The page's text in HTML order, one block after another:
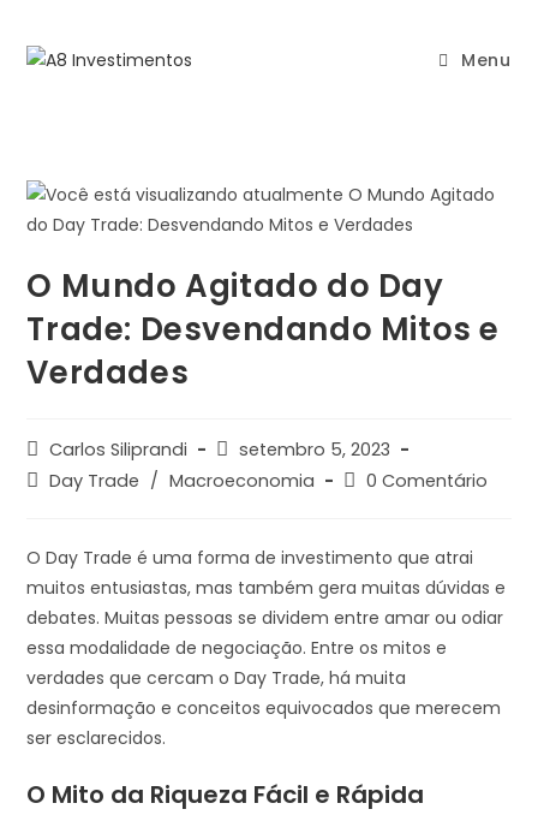
Menu
O Mundo Agitado do Day
Trade: Desvendando Mitos e
Verdades
Carlos Siliprandi
setembro 5, 2023
Day Trade / Macroeconomia 0 Comentário
O Day Trade é uma forma de investimento que atrai
muitos entusiastas, mas também gera muitas dúvidas e
debates. Muitas pessoas se dividem entre amar ou odiar
essa modalidade de negociação. Entre os mitos e
verdades que cercam o Day Trade, há muita
desinformação e conceitos equivocados que merecem
ser esclarecidos.
O Mito da Riqueza Fácil e Rápida